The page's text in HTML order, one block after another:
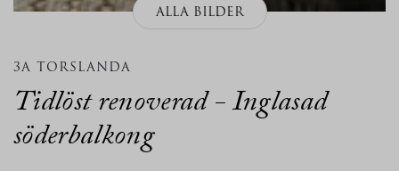
ALLA BILDER
3A TORSLANDA
Tidlöst renoverad - Inglasad
söderbalkong